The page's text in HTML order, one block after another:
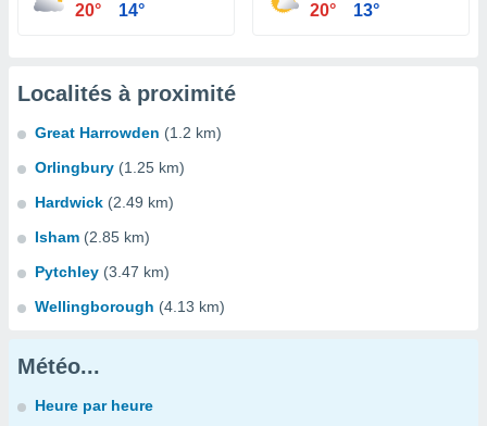
20° 14° 20° 13°
Localités à proximité
Great Harrowden (1.2 km)
Orlingbury (1.25 km)
Hardwick (2.49 km)
Isham (2.85 km)
Pytchley (3.47 km)
Wellingborough (4.13 km)
Météo...
Heure par heure